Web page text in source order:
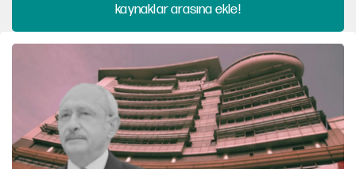
kaynaklar arasına ekle!